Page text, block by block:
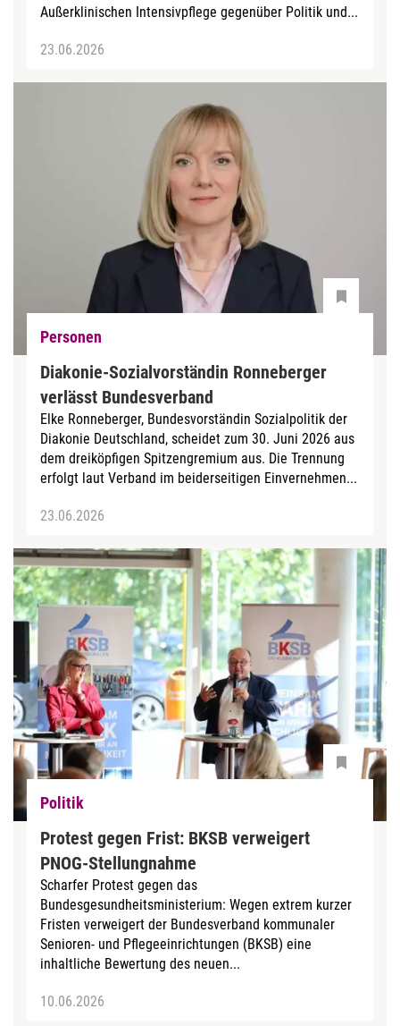
Außerklinischen Intensivpflege gegenüber Politik und...
23.06.2026
Personen
Diakonie-Sozialvorständin Ronneberger
verlässt Bundesverband
Elke Ronneberger, Bundesvorständin Sozialpolitik der
Diakonie Deutschland, scheidet zum 30. Juni 2026 aus
dem dreiköpfigen Spitzengremium aus. Die Trennung
erfolgt laut Verband im beiderseitigen Einvernehmen...
23.06.2026
Politik
Protest gegen Frist: BKSB verweigert
PNOG-Stellungnahme
Scharfer Protest gegen das
Bundesgesundheitsministerium: Wegen extrem kurzer
Fristen verweigert der Bundesverband kommunaler
Senioren- und Pflegeeinrichtungen (BKSB) eine
inhaltliche Bewertung des neuen...
10.06.2026